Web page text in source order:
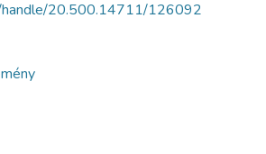
handle/20.500.14711/126092